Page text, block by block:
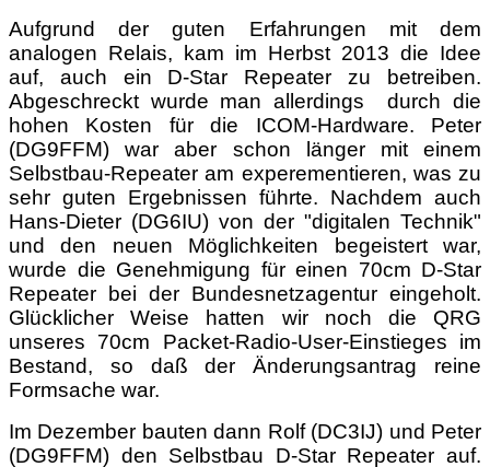
Aufgrund der guten Erfahrungen mit dem
analogen Relais, kam im Herbst 2013 die Idee
auf, auch ein D-Star Repeater zu betreiben.
Abgeschreckt wurde man allerdings durch die
hohen Kosten für die ICOM-Hardware. Peter
(DG9FFM) war aber schon länger mit einem
Selbstbau-Repeater am experementieren, was zu
sehr guten Ergebnissen führte. Nachdem auch
Hans-Dieter (DG6IU) von der "digitalen Technik"
und den neuen Möglichkeiten begeistert war,
wurde die Genehmigung für einen 70cm D-Star
Repeater bei der Bundesnetzagentur eingeholt.
Glücklicher Weise hatten wir noch die QRG
unseres 70cm Packet-Radio-User-Einstieges im
Bestand, so daß der Änderungsantrag reine
Formsache war.
Im Dezember bauten dann Rolf (DC3IJ) und Peter
(DG9FFM) den Selbstbau D-Star Repeater auf.